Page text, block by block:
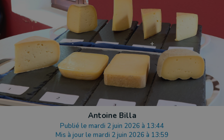
Antoine Billa
Publié le mardi 2 juin 2026 à 13:44
Mis à jour le mardi 2 juin 2026 à 13:59